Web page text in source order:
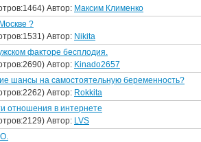
Автор: Максим Клименко
?
Автор: Nikita
факторе бесплодия.
Автор: Kinado2657
шансы на самостоятельную беременность?
Автор: Rokkita
отношения в интернете
Автор: LVS